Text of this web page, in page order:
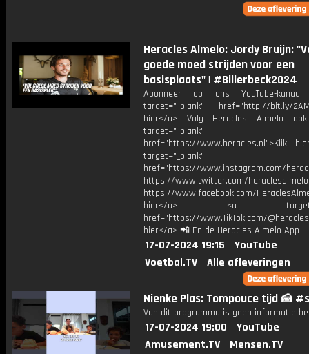
Heracles Almelo: Jordy Bruijn:
goede moed strijden voor een
basisplaats" | #Billerbeck2024
Abonneer op ons YouTube-
target="_blank" href="http://bit.ly/
hier</a> Volg Heracles Almelo
target="_blank"
href="https://www.heracles.nl">Klik
target="_blank"
href="https://www.instagram.com/
https://www.twitter.com/heraclesalmelo
https://www.facebook.com/
hier</a> <a
href="https://www.TikTok.com/
hier</a> 📲 En de Heracles Almelo App
17-07-2024 19:15
YouTube
Voetbal.TV
Alle afleveringen
Nienke Plas: Tompouce tijd 🍰
Van dit programma is geen informatie
17-07-2024 19:00
YouTube
Amusement.TV
Mensen.TV